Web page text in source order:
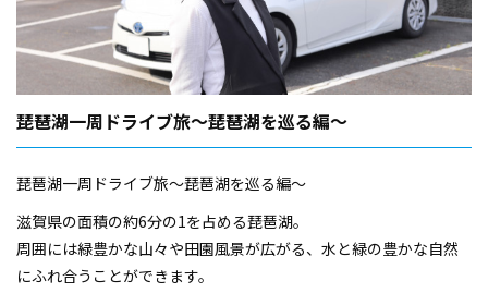
琵琶湖一周ドライブ旅～琵琶湖を巡る編～
琵琶湖一周ドライブ旅～琵琶湖を巡る編～
滋賀県の面積の約6分の1を占める琵琶湖。
周囲には緑豊かな山々や田園風景が広がる、水と緑の豊かな自然
にふれ合うことができます。